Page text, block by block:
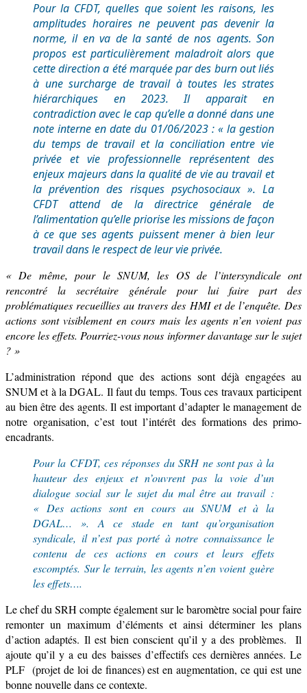
Pour la CFDT, quelles que soient les raisons, les
amplitudes horaires ne peuvent pas devenir la
norme, il en va de la santé de nos agents. Son
propos est particulièrement maladroit alors que
cette direction a été marquée par des burn out liés
à une surcharge de travail à toutes les strates
hiérarchiques en 2023. Il apparait en
contradiction avec le cap qu’elle a donné dans une
note interne en date du 01/06/2023 : « la gestion
du temps de travail et la conciliation entre vie
privée et vie professionnelle représentent des
enjeux majeurs dans la qualité de vie au travail et
la prévention des risques psychosociaux ». La
CFDT attend de la directrice générale de
l’alimentation qu’elle priorise les missions de façon
à ce que ses agents puissent mener à bien leur
travail dans le respect de leur vie privée.
« De même, pour le SNUM, les OS de l’intersyndicale ont
rencontré la secrétaire générale pour lui faire part des
problématiques recueillies au travers des HMI et de l’enquête. Des
actions sont visiblement en cours mais les agents n’en voient pas
encore les effets. Pourriez-vous nous informer davantage sur le sujet
? »
L’administration répond que des actions sont déjà engagées au
SNUM et à la DGAL. Il faut du temps. Tousces travaux participent
au bien être des agents.Il est important d’adapter lemanagement de
notre organisation, c’est tout l’intérêtdes formations des primo-
encadrants.
Pour la CFDT, ces réponses du SRH ne sont pas à la
hauteur des enjeux et n’ouvrentpas la voie d’un
dialogue social sur le sujet du mal être au travail :
« Des actions sont en cours au SNUM et à la
DGAL… ». A ce stade en tant qu’organisation
syndicale, il n’est pas porté à notre connaissance le
contenu deces actions en cours et leurs effets
escomptés. Sur le terrain, les agents n’en voient guère
les effets….
Lechef duSRH compteégalementsur le baromètre social pour faire
remonter un maximumd’éléments et ainsi déterminer les plans
d’actionadaptés. Il estbienconscient qu’il y a des problèmes. Il
ajoute qu’ily a eu des baisses d’effectifs ces dernières années.Le
PLF (projet de loi de finances) est en augmentation, ce qui est une
bonne nouvelle dans ce contexte.